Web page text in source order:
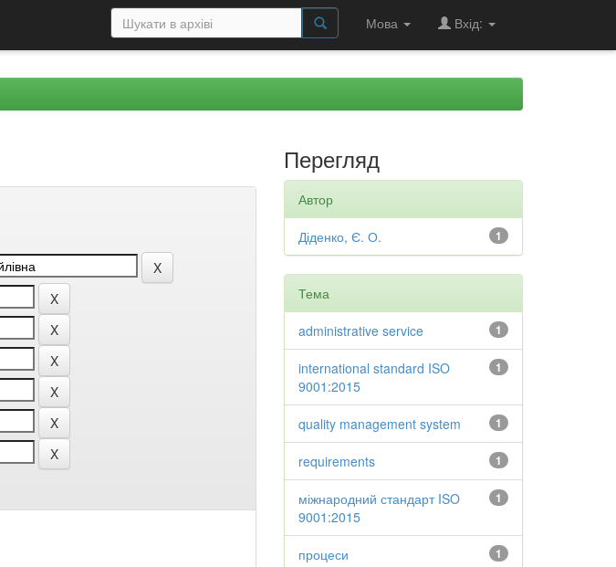
Мова Вхід:
Перегляд
Автор
1
Діденко, Є. О.
Тема
1
administrative service
1
international standard ISO
9001:2015
1
quality management system
1
requirements
1
міжнародний стандарт ISO
9001:2015
1
процеси